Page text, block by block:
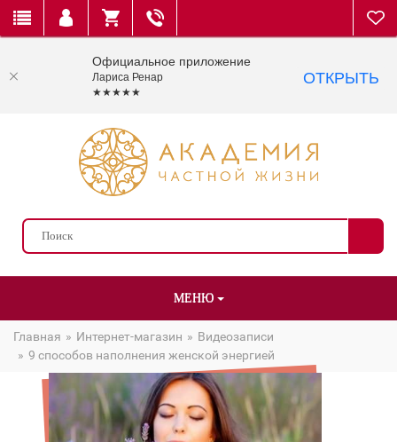
МЕНЮ
Главная Интернет-магазин
Видеозаписи
9 способов наполнения женской энергией
Официальное приложение
Лариса Ренар
★★★★★
ОТКРЫТЬ